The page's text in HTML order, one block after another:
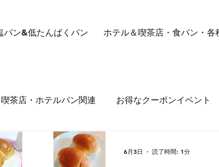
パン&低たんぱくパン ホテル＆喫茶店・食パン・各
喫茶店・ホテルパン関連 お得なクーポンイベント
メルマガ送信しておりますが、届かない事例が出ていま
6月3日 読了時間: 1分